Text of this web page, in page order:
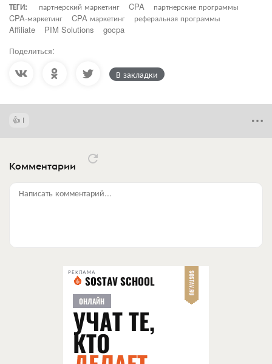
ТЕГИ:
партнерский маркетинг CPA
партнерские программы
CPA-маркетинг
CPA маркетинг
реферальная программы
Affiliate
PIM Solutions gocpa
Поделиться:
В закладки
1
Комментарии
Написать комментарий...
РЕКЛАМА